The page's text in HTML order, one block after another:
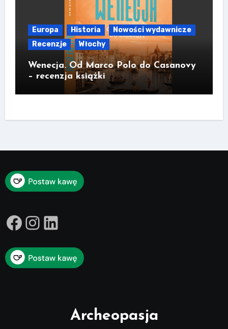
Europa Historia
Nowości wydawnicze
Recenzje
Włochy
Wenecja. Od Marco Polo do Casanovy
– recenzja książki
Facebook
Instagram
LinkedIn
Archeopasja